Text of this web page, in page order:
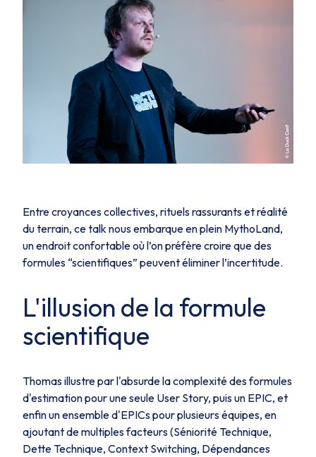
Entre croyances collectives, rituels rassurants et réalité
du terrain, ce talk nous embarque en plein MythoLand,
un endroit confortable où l’on préfère croire que des
formules “scientifiques” peuvent éliminer l’incertitude.
L'illusion de la formule
scientifique
Thomas illustre par l'absurde la complexité des formules
d'estimation pour une seule User Story, puis un EPIC, et
enfin un ensemble d'EPICs pour plusieurs équipes, en
ajoutant de multiples facteurs (Séniorité Technique,
Dette Technique, Context Switching, Dépendances